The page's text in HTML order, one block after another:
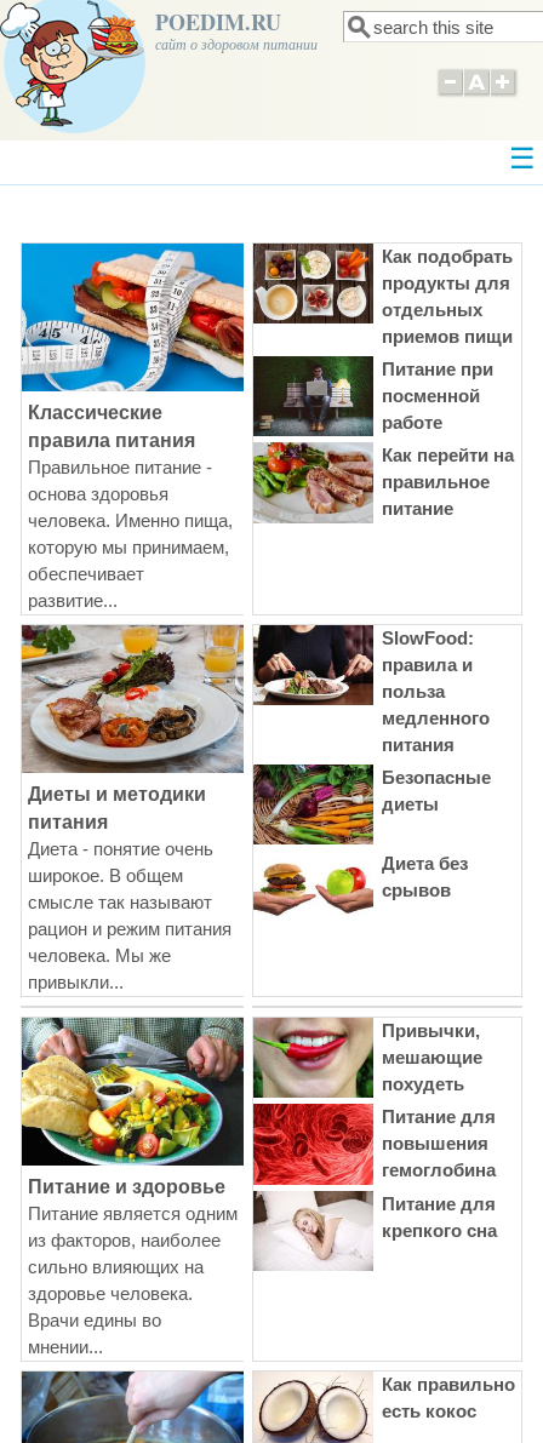
POEDIM.RU
сайт о здоровом питании Форма поиска
Поиск
Классические
правила питания
Правильное питание -
основа здоровья
человека. Именно пища,
которую мы принимаем,
обеспечивает
развитие...
Как подобрать
продукты для
отдельных
приемов пищи
Питание при
посменной
работе
Как перейти на
правильное
питание
Диеты и методики
питания
Диета - понятие очень
широкое. В общем
смысле так называют
рацион и режим питания
человека. Мы же
привыкли...
SlowFood:
правила и
польза
медленного
питания
Безопасные
диеты
Диета без
срывов
Питание и здоровье
Питание является одним
из факторов, наиболее
сильно влияющих на
здоровье человека.
Врачи едины во
мнении...
Привычки,
мешающие
похудеть
Питание для
повышения
гемоглобина
Питание для
крепкого сна
Как правильно
есть кокос